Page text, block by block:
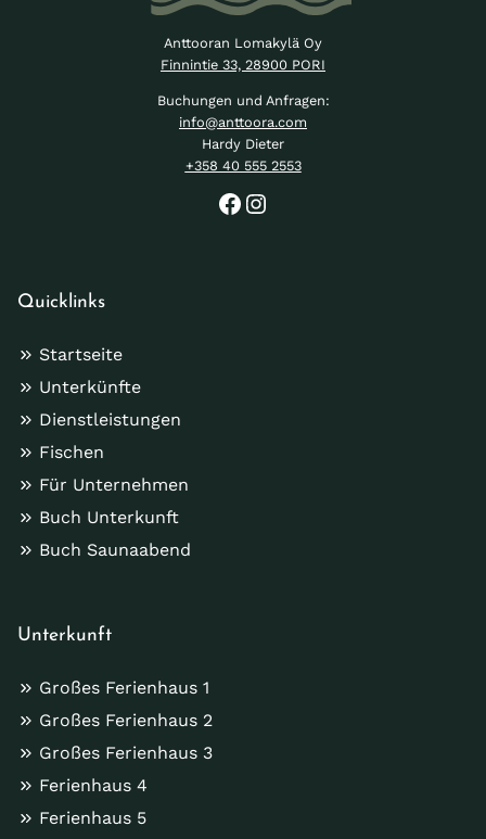
Anttooran Lomakylä Oy
Finnintie 33, 28900 PORI
Buchungen und Anfragen:
info@anttoora.com
Hardy Dieter
+358 40 555 2553
Feriendorf Anttoora auf Facebook
Feriendorf Anttoora auf Instagram
Quicklinks
Startseite
Unterkünfte
Dienstleistungen
Fischen
Für Unternehmen
Buch Unterkunft
Buch Saunaabend
Unterkunft
Großes Ferienhaus 1
Großes Ferienhaus 2
Großes Ferienhaus 3
Ferienhaus 4
Ferienhaus 5